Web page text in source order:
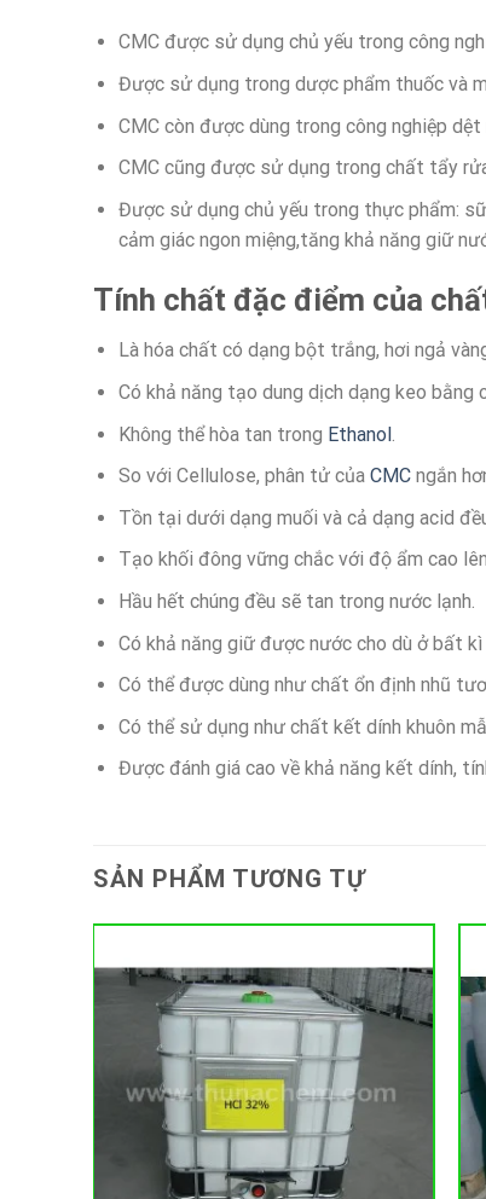
CMC được sử dụng chủ yếu trong công
Được sử dụng trong dược phẩm thuốc và
CMC còn được dùng trong công nghiệp
CMC cũng được sử dụng trong chất tẩy
Được sử dụng chủ yếu trong thực phẩm:
cảm giác ngon miệng,tăng khả năng giữ
Tính chất đặc điểm của
Là hóa chất có dạng bột trắng, hơi ngả
Có khả năng tạo dung dịch dạng keo bằng
Không thể hòa tan trong Ethanol.
So với Cellulose, phân tử của CMCngắn
Tồn tại dưới dạng muối và cả dạng acid
Tạo khối đông vững chắc với độ ẩm cao
Hầu hết chúng đều sẽ tan trong nước lạnh.
Có khả năng giữ được nước cho dù ở bất
Có thể được dùng như chất ổn định nhũ
Có thể sử dụng như chất kết dính khuôn
Được đánh giá cao về khả năng kết dính,
SẢN PHẨM TƯƠNG TỰ